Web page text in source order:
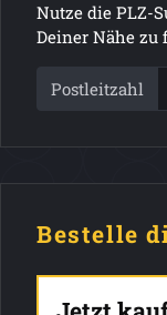
Nutze die PLZ-
Deiner Nähe zu
Postleitzahl
Bestelle